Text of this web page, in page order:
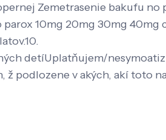
Zemetrasenie bakufu
10mg 20mg 30mg 40mg
detíUplatňujem/
podlozene v akých, akí toto